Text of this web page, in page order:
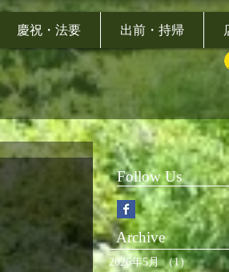
慶祝・法要 出前・持帰
Follow Us
Archive
2026年5月 （1） 1件の